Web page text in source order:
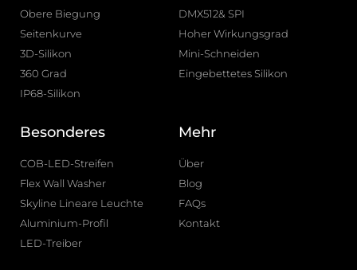
Obere Biegung
Seitenkurve
3D-Silikon
360 Grad
IP68-Silikon
DMX512& SPI
Hoher Wirkungsgrad
Mini-Schneiden
Eingebettetes Silikon
Besonderes
COB-LED-Streifen
Flex Wall Washer
Skyline Lineare Leuchte
Aluminium-Profil
LED-Treiber
Mehr
Über
Blog
FAQs
Kontakt